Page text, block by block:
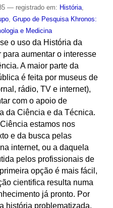
— registrado em: História,
, Grupo de Pesquisa Khronos:
e Medicina
o uso da História da
aumentar o interesse
A maior parte da
é feita por museus de
rádio, TV e internet),
com o apoio de
da Ciência e da Técnica.
estamos nos
e da busca pelas
internet, ou a daquela
pelos profissionais de
opção é mais fácil,
cientifica resulta numa
já pronto. Por
história problematizada,